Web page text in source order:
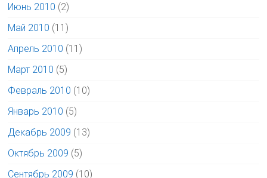
Июнь 2010 (2)
Май 2010 (11)
Апрель 2010 (11)
Март 2010 (5)
Февраль 2010 (10)
Январь 2010 (5)
Декабрь 2009 (13)
Октябрь 2009 (5)
Сентябрь 2009 (10)